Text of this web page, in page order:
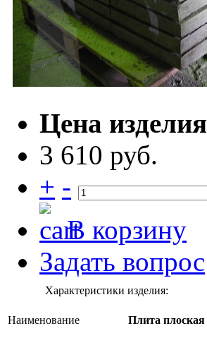
Цена изделия
3 610 руб.
+ -
В корзину
Задать вопрос
Характеристики изделия:
Наименование Плита плоская